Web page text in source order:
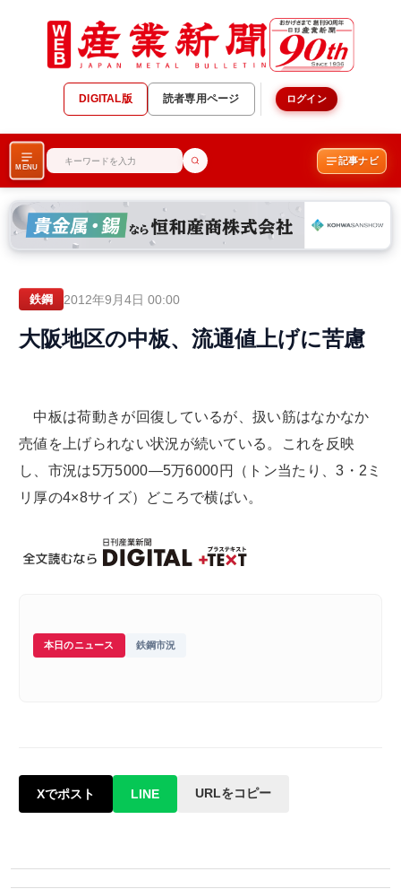
DIGITAL版 読者専用ページ ログイン
MENU
記事ナビ
鉄鋼 2012年9月4日 00:00
大阪地区の中板、流通値上げに苦慮
中板は荷動きが回復しているが、扱い筋はなかなか
売値を上げられない状況が続いている。これを反映
し、市況は5万5000―5万6000円（トン当たり、3・2ミ
リ厚の4×8サイズ）どころで横ばい。
本日のニュース 鉄鋼市況
Xでポスト LINE URLをコピー